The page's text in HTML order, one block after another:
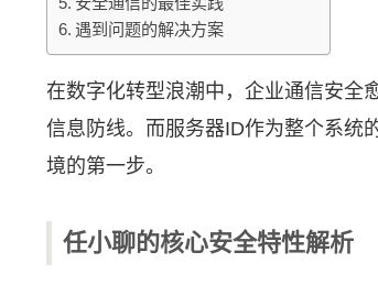
遇到问题的解决方案
在数字化转型浪潮中，企业通信安全
信息防线。而服务器ID作为整个系统
境的第一步。
任小聊的核心安全特性解析